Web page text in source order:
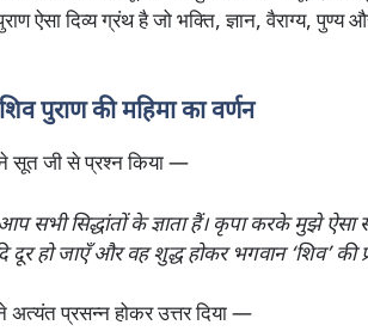
ऐसा दिव्य ग्रंथ है जो भक्ति, ज्ञान, वैराग्य,
पुराण की महिमा का वर्णन
सूत जी से प्रश्न किया —
सभी सिद्धांतों के ज्ञाता हैं। कृपा करके मुझे
दूर हो जाएँ और वह शुद्ध होकर भगवान ‘शिव’ की
प्रसन्न होकर उत्तर दिया —